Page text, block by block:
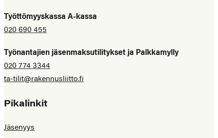
Työttömyyskassa A-kassa
020 690 455
Työnantajien jäsenmaksutilitykset ja Palkkamylly
020 774 3344
ta-tilit@rakennusliitto.fi
Pikalinkit
Jäsenyys